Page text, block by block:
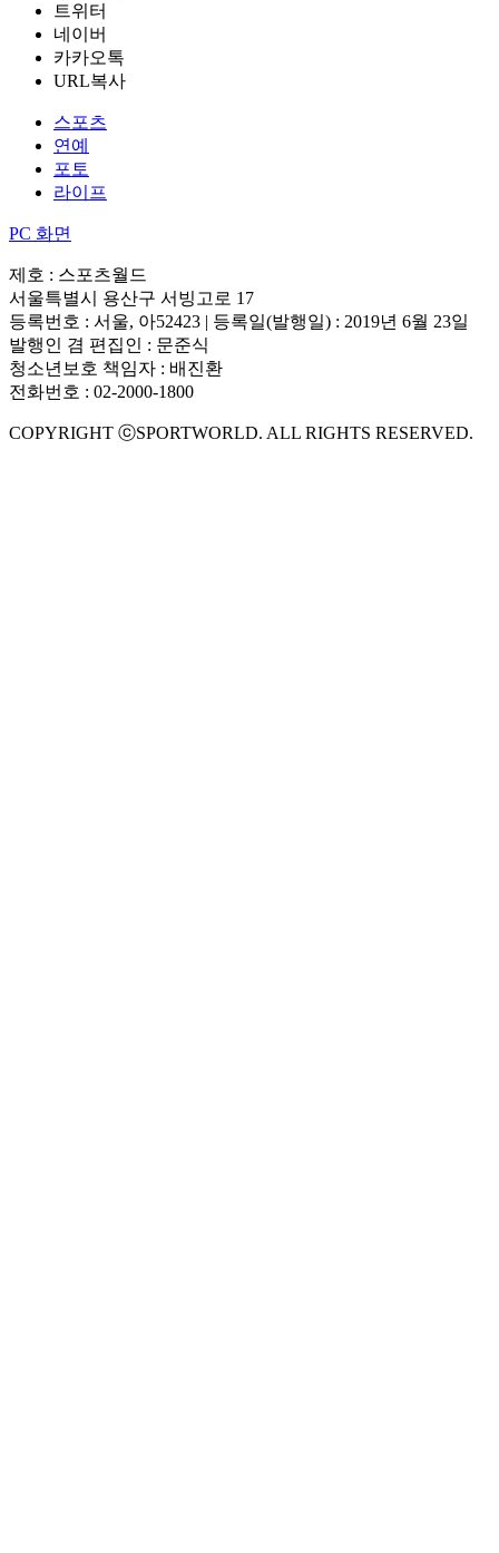
트위터
네이버
카카오톡
URL복사
스포츠
연예
포토
라이프
PC 화면
제호 : 스포츠월드
서울특별시 용산구 서빙고로 17
등록번호 : 서울, 아52423 | 등록일(발행일) : 2019년 6월 23일
발행인 겸 편집인 : 문준식
청소년보호 책임자 : 배진환
전화번호 : 02-2000-1800
COPYRIGHT ⓒSPORTWORLD. ALL RIGHTS RESERVED.